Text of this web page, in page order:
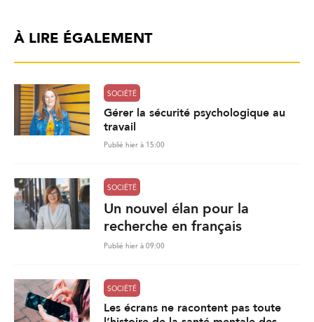
À LIRE ÉGALEMENT
SOCIÉTÉ
Gérer la sécurité psychologique au
travail
Publié hier à 15:00
SOCIÉTÉ
Un nouvel élan pour la
recherche en français
Publié hier à 09:00
SOCIÉTÉ
Les écrans ne racontent pas toute